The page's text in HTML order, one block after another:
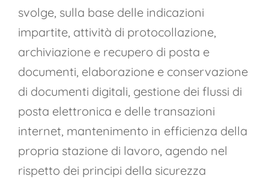
svolge, sulla base delle indicazioni
impartite, attività di protocollazione,
archiviazione e recupero di posta e
documenti, elaborazione e conservazione
di documenti digitali, gestione dei flussi di
posta elettronica e delle transazioni
internet, mantenimento in efficienza della
propria stazione di lavoro, agendo nel
rispetto dei principi della sicurezza